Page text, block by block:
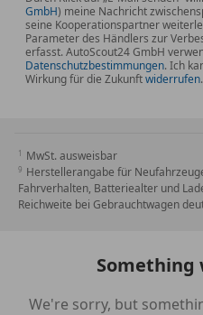
GmbH) meine Nachricht
seine Kooperationspartner
Parameter des Händlers zur
erfasst. AutoScout24 GmbH
Datenschutzbestimmungen. Ich
Wirkung für die Zukunftwiderrufen.
MwSt. ausweisbar
Herstellerangabe für
Fahrverhalten, Batteriealter und
Reichweite bei Gebrauchtwagen
Something
We're sorry, but